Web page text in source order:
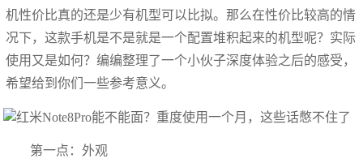
机性价比真的还是少有机型可以比拟。那么在性价比较高的情
况下，这款手机是不是就是一个配置堆积起来的机型呢？实际
使用又是如何？编编整理了一个小伙子深度体验之后的感受，
希望给到你们一些参考意义。
第一点：外观